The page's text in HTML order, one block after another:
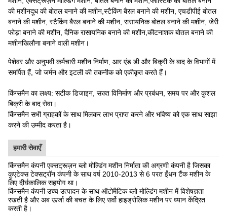
की मशीनदूध की बोतल बनाने की मशीन,स्टैकिंग बैरल बनाने की मशीन, एचडीपीई बोतल
बनाने की मशीन, स्टैकिंग बैरल बनाने की मशीन, रासायनिक बोतल बनाने की मशीन, जेरी
फोड़ा बनाने की मशीन, दैनिक रासायनिक बनाने की मशीन,कीटनाशक बोतल बनाने की
मशीनखिलौना बनाने वाली मशीन।
पेशेवर और अनुभवी कर्मचारी मशीन निर्माण, आर एंड डी और बिक्री के बाद के विभागों में
समर्पित हैं, जो जर्मन और इटली की तकनीक को एकीकृत करते हैं।
किंग्समैन का लक्ष्य: सटीक डिजाइन, सख्त विनिर्माण और प्रबंधन, समय पर और कुशल
बिक्री के बाद सेवा।
किंग्समैन सभी ग्राहकों के साथ मिलकर लाभ प्राप्त करने और भविष्य को एक साथ साझा
करने की उम्मीद करता है।
हमारी सेवाएँ
किंग्समैन कंपनी एक्सट्रूज़न ब्लो मोल्डिंग मशीन निर्माता की अग्रणी कंपनी है जिसका
कुएटेक्स टेक्सट्रॉन कंपनी के साथ वर्ष 2010-2013 से 6 परत ईंधन टैंक मशीन के
लिए दीर्घकालिक सहयोग था।
किंग्समैन कंपनी उच्च उत्पादन के साथ ऑटोमैटिक ब्लो मोल्डिंग मशीन में विशेषज्ञता
रखती है और अब ऊर्जा की बचत के लिए सर्वो हाइड्रोलिक मशीन पर ध्यान केंद्रित
करती है।